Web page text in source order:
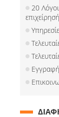
20
Εγγραφή